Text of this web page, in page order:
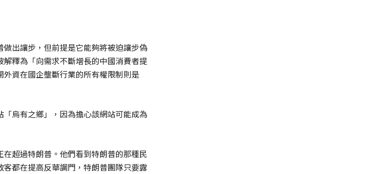
出讓步，但前提是它能夠將被迫讓步偽
釋為「向需求不斷增長的中國消費者提
資在國企壟斷行業的所有權限制則是
烏有之鄉」，因為擔心該網站可能成為
超過特朗普。他們看到特朗普的那種民
都在提高反華調門，特朗普團隊只要露